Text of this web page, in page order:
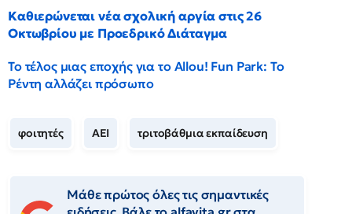
Καθιερώνεται νέα σχολική αργία στις 26
Οκτωβρίου με Προεδρικό Διάταγμα
Το τέλος μιας εποχής για το Allou! Fun Park: Το
Ρέντη αλλάζει πρόσωπο
φοιτητές ΑΕΙ τριτοβάθμια εκπαίδευση
Μάθε πρώτος όλες τις σημαντικές